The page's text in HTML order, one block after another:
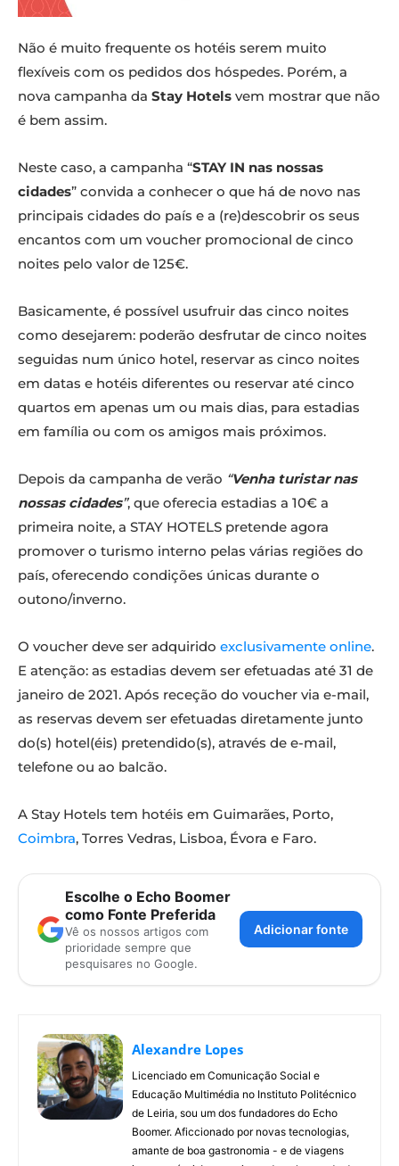
Não é muito frequente os hotéis serem muito
flexíveis com os pedidos dos hóspedes. Porém, a
nova campanha da Stay Hotels vem mostrar que não
é bem assim.
Neste caso, a campanha “STAY IN nas nossas
cidades” convida a conhecer o que há de novo nas
principais cidades do país e a (re)descobrir os seus
encantos com um voucher promocional de cinco
noites pelo valor de 125€.
Basicamente, é possível usufruir das cinco noites
como desejarem: poderão desfrutar de cinco noites
seguidas num único hotel, reservar as cinco noites
em datas e hotéis diferentes ou reservar até cinco
quartos em apenas um ou mais dias, para estadias
em família ou com os amigos mais próximos.
Depois da campanha de verão “Venha turistar nas
nossas cidades”, que oferecia estadias a 10€ a
primeira noite, a STAY HOTELS pretende agora
promover o turismo interno pelas várias regiões do
país, oferecendo condições únicas durante o
outono/inverno.
O voucher deve ser adquirido exclusivamente online.
E atenção: as estadias devem ser efetuadas até 31 de
janeiro de 2021. Após receção do voucher via e-mail,
as reservas devem ser efetuadas diretamente junto
do(s) hotel(éis) pretendido(s), através de e-mail,
telefone ou ao balcão.
A Stay Hotels tem hotéis em Guimarães, Porto,
Coimbra, Torres Vedras, Lisboa, Évora e Faro.
Escolhe o Echo Boomer
como Fonte Preferida
Vê os nossos artigos com
prioridade sempre que
pesquisares no Google.
Adicionar fonte
Alexandre Lopes
Licenciado em Comunicação Social e
Educação Multimédia no Instituto Politécnico
de Leiria, sou um dos fundadores do Echo
Boomer. Aficcionado por novas tecnologias,
amante de boa gastronomia - e de viagens